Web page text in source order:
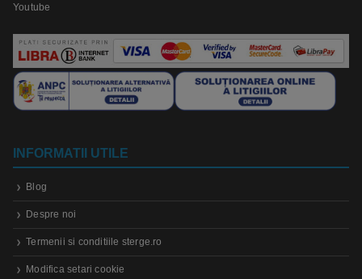
Youtube
INFORMATII UTILE
Blog
Despre noi
Termenii si conditiile sterge.ro
Modifica setari cookie